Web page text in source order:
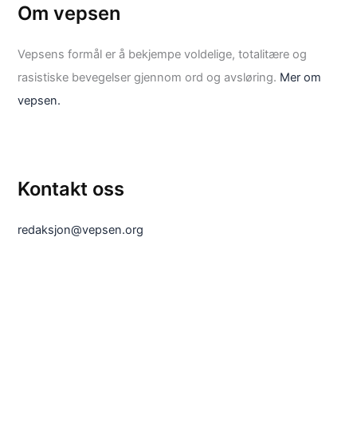
Om vepsen
Vepsens formål er å bekjempe voldelige, totalitære og
rasistiske bevegelser gjennom ord og avsløring. Mer om
vepsen.
Kontakt oss
redaksjon@vepsen.org